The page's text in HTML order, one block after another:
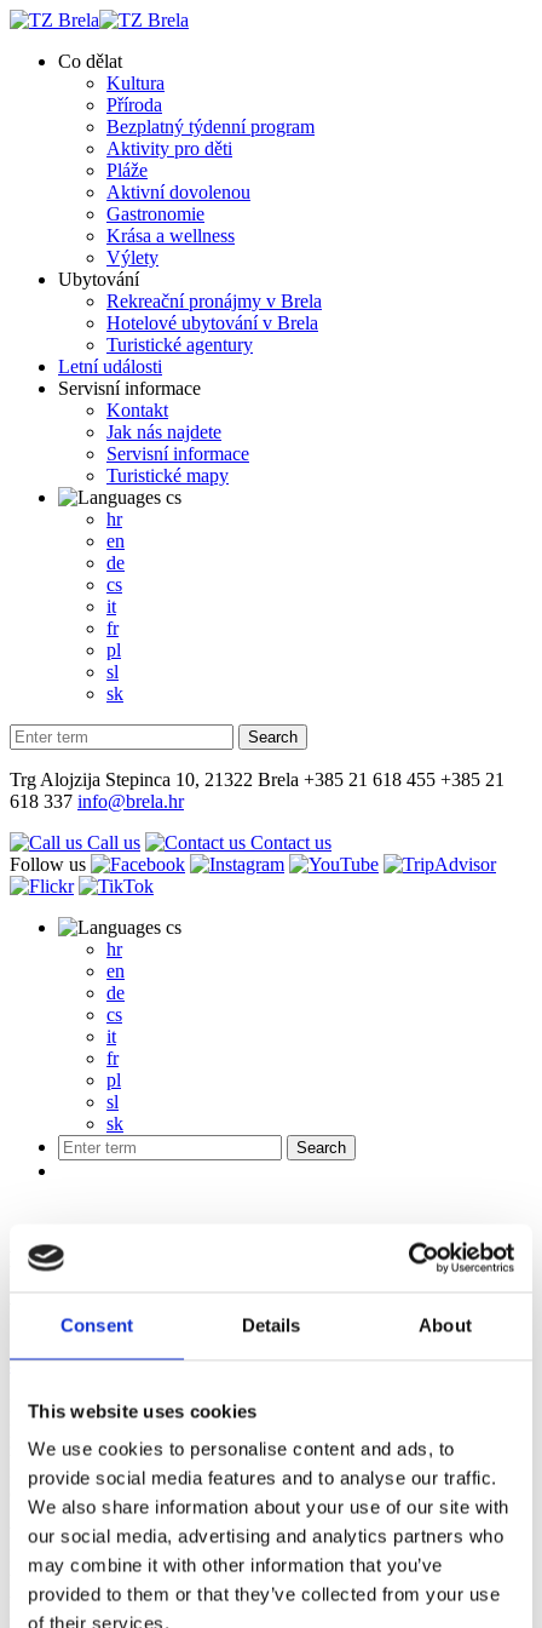
Consent Details About
This website uses cookies
We use cookies to personalise content and ads, to
provide social media features and to analyse our traffic.
We also share information about your use of our site with
our social media, advertising and analytics partners who
may combine it with other information that you’ve
provided to them or that they’ve collected from your use
of their services.
Co dělat
Kultura
Příroda
Bezplatný týdenní program
Aktivity pro děti
Pláže
Aktivní dovolenou
Gastronomie
Krása a wellness
Výlety
Ubytování
Rekreační pronájmy v Brela
Hotelové ubytování v Brela
Turistické agentury
Letní události
Servisní informace
Kontakt
Jak nás najdete
Servisní informace
Turistické mapy
cs
hr
en
de
cs
it
fr
pl
sl
sk
Trg Alojzija Stepinca 10, 21322 Brela +385 21 618 455 +385 21
618 337 info@brela.hr
Call us
Contact us
Follow us
cs
hr
en
de
cs
it
fr
pl
sl
sk
Kultura
Votivní kaple sv. Rocha v Brele
43.37722661312002, 16.92559056231494
Brela uchovává vzpomínku na svou pohnutou minulost
zvláštní místo kaple zasvěcené svatému Rochovi, patronu proti
infekčním nemocem. Jsou trvalou připomínkou boje místních
obyvatel proti jedné z nejhorších pohrom v historii Makarské riviéry.
Vzpomínka na „Makarský mor“ (1815)
Rok 1815 zanechal v historii tohoto kraje hlubokou stopu. Právě
tehdy se pobřežím prohnal „Makarský mor“ – poslední velká vlna
této nemoci, která výrazně ovlivnila místní zvyky i samotnou
podobu krajiny: